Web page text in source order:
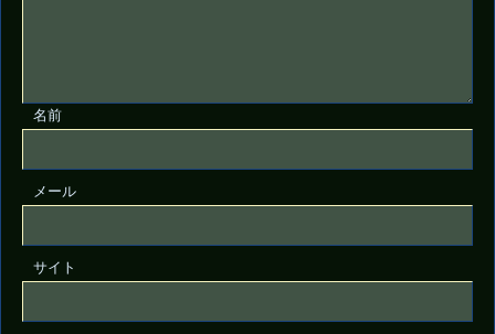
名前
メール
サイト